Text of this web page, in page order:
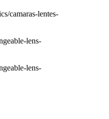
camaras-lentes-
lens-
lens-